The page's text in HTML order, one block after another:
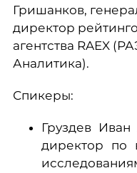
Гришанков,
директор
агентства RAEX
Аналитика).
Спикеры:
Груздев Иван
директор по